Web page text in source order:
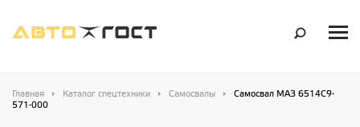
Главная Каталог спецтехники Самосвалы
Самосвал МАЗ 6514С9-
571-000